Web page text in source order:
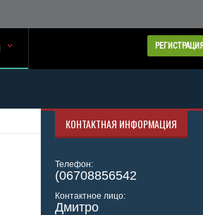
РЕГИСТРАЦИЯ
КОНТАКТНАЯ ИНФОРМАЦИЯ
Телефон:
(06708856542
Контактное лицо:
Дмитро